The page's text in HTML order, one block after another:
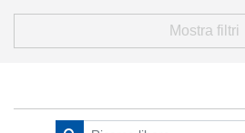
Mostra filtri